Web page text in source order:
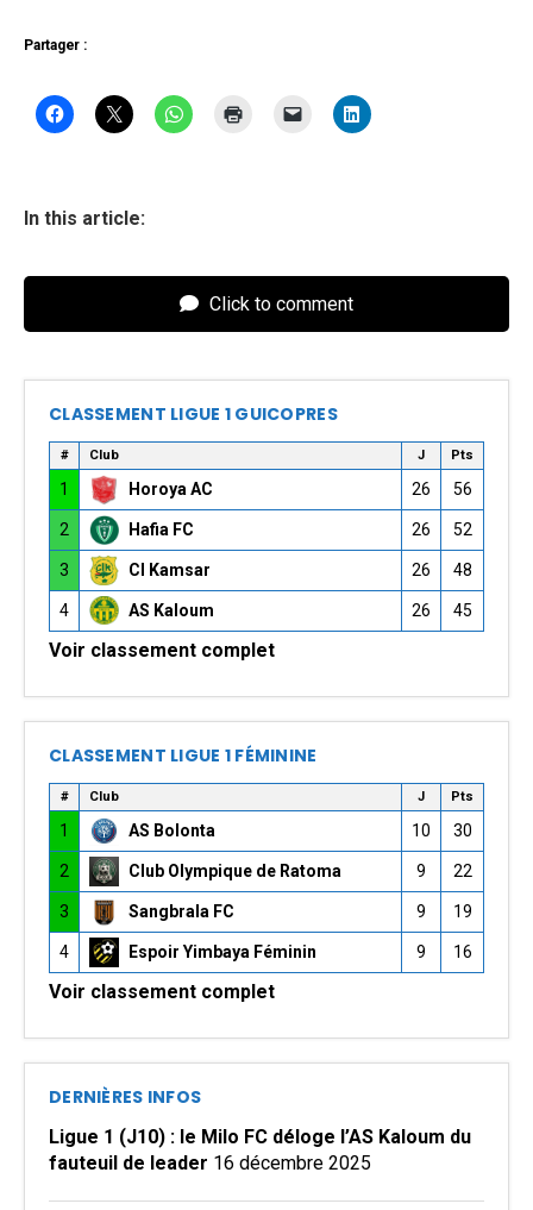
Partager :
In this article:
Click to comment
CLASSEMENT LIGUE 1 GUICOPRES
# Club J Pts
1 Horoya AC 26 56
2 Hafia FC 26 52
3 CI Kamsar 26 48
4 AS Kaloum 26 45
Voir classement complet
CLASSEMENT LIGUE 1 FÉMININE
# Club J Pts
1 AS Bolonta 10 30
2 Club Olympique de Ratoma 9 22
3 Sangbrala FC 9 19
4 Espoir Yimbaya Féminin 9 16
Voir classement complet
DERNIÈRES INFOS
Ligue 1 (J10) : le Milo FC déloge l’AS Kaloum du
fauteuil de leader 16 décembre 2025